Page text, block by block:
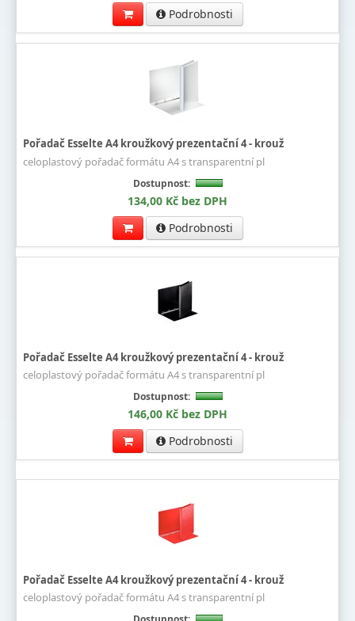
Podrobnosti
Pořadač Esselte A4 kroužkový prezentační 4 - krouž
celoplastový pořadač formátu A4 s transparentní pl
Dostupnost:
134,00 Kč bez DPH
Podrobnosti
Pořadač Esselte A4 kroužkový prezentační 4 - krouž
celoplastový pořadač formátu A4 s transparentní pl
Dostupnost:
146,00 Kč bez DPH
Podrobnosti
Pořadač Esselte A4 kroužkový prezentační 4 - krouž
celoplastový pořadač formátu A4 s transparentní pl